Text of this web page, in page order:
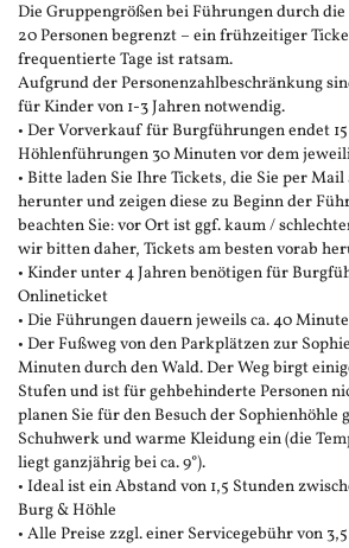
Die Gruppengrößen bei Führungen durch
20 Personen begrenzt – ein frühzeitiger
frequentierte Tage ist ratsam.
Aufgrund der Personenzahlbeschränkung
für Kinder von 1-3 Jahren notwendig.
• Der Vorverkauf für Burgführungen endet
Höhlenführungen 30 Minuten vor dem
• Bitte laden Sie Ihre Tickets, die Sie per
herunter und zeigen diese zu Beginn der
beachten Sie: vor Ort ist ggf. kaum /
wir bitten daher, Tickets am besten vorab
• Kinder unter 4 Jahren benötigen für
Onlineticket
• Die Führungen dauern jeweils ca. 40
• Der Fußweg von den Parkplätzen zur
Minuten durch den Wald. Der Weg birgt
Stufen und ist für gehbehinderte Personen
planen Sie für den Besuch der Sophienhöhle
Schuhwerk und warme Kleidung ein (die
liegt ganzjährig bei ca. 9°).
• Ideal ist ein Abstand von 1,5 Stunden
Burg & Höhle
• Alle Preise zzgl. einer Servicegebühr von